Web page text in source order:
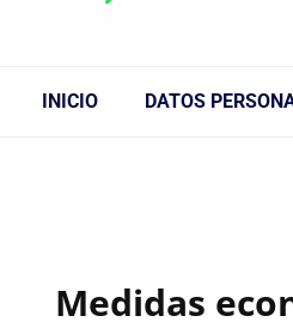
INICIO DATOS
Medidas